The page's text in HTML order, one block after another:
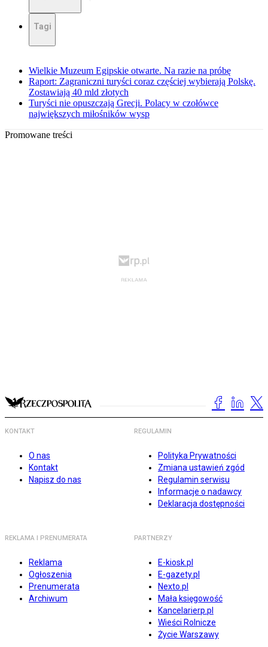
Tagi
Wielkie Muzeum Egipskie otwarte. Na razie na próbę
Raport: Zagraniczni turyści coraz częściej wybierają Polskę.
Zostawiają 40 mld złotych
Turyści nie opuszczają Grecji. Polacy w czołówce
największych miłośników wysp
Promowane treści
KONTAKT
O nas
Kontakt
Napisz do nas
REGULAMIN
Polityka Prywatności
Zmiana ustawień zgód
Regulamin serwisu
Informacje o nadawcy
Deklaracja dostępności
REKLAMA I PRENUMERATA
Reklama
Ogłoszenia
Prenumerata
Archiwum
PARTNERZY
E-kiosk.pl
E-gazety.pl
Nexto.pl
Mała księgowość
Kancelarierp.pl
Wieści Rolnicze
Życie Warszawy